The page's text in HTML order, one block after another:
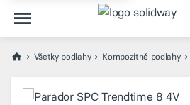
Všetky podlahy Kompozitné podlahy